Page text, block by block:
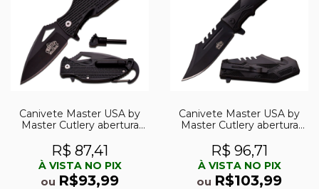
Canivete Master USA by
Master Cutlery abertura
pederneira MU-A027BK
R$ 87,41
À VISTA NO PIX
ou R$93,99
Canivete Master USA by
Master Cutlery abertura
R$ 96,71
À VISTA NO PIX
ou R$103,99